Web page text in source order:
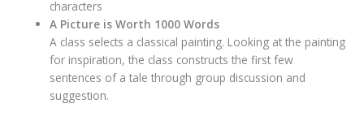
characters
A Picture is Worth 1000 Words
A class selects a classical painting. Looking at the painting
for inspiration, the class constructs the first few
sentences of a tale through group discussion and
suggestion.